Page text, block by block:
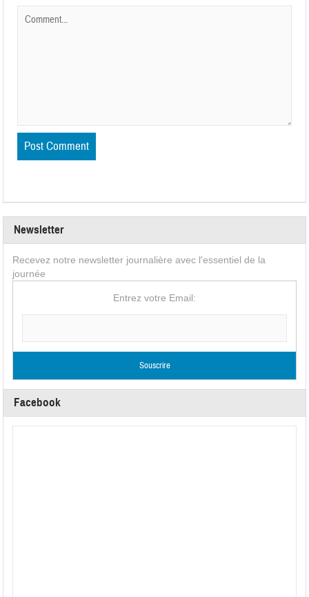
Newsletter
Recevez notre newsletter journalière avec l'essentiel de la
journée
Entrez votre Email:
Facebook